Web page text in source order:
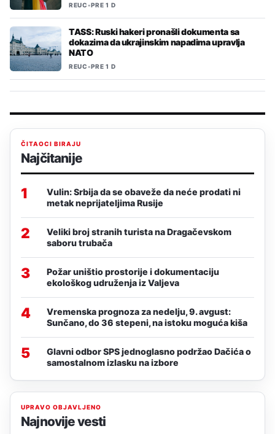
REUC•PRE 1 D
TASS: Ruski hakeri pronašli dokumenta sa
dokazima da ukrajinskim napadima upravlja
NATO
REUC•PRE 1 D
ČITAOCI BIRAJU
Najčitanije
1
Vulin: Srbija da se obaveže da neće prodati ni
metak neprijateljima Rusije
2
Veliki broj stranih turista na Dragačevskom
saboru trubača
3
Požar uništio prostorije i dokumentaciju
ekološkog udruženja iz Valjeva
4
Vremenska prognoza za nedelju, 9. avgust:
Sunčano, do 36 stepeni, na istoku moguća kiša
5
Glavni odbor SPS jednoglasno podržao Dačića o
samostalnom izlasku na izbore
UPRAVO OBJAVLJENO
Najnovije vesti